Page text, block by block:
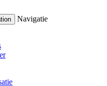
de algemene inhoud gaan
Navigatie